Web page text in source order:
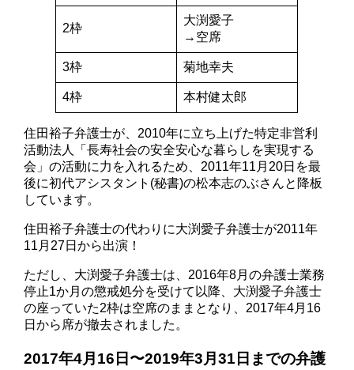
2枠
大渕愛子
→空席
3枠 菊地幸夫
4枠 本村健太郎
住田裕子弁護士が、2010年に立ち上げた特定非営利
活動法人「長寿社会の安全安心な暮らしを実現する
会」の活動に力を入れるため、2011年11月20日を最
後に初代アシスタント(秘書)の松本志のぶさんと降板
しています。
住田裕子弁護士の代わりに大渕愛子弁護士が2011年
11月27日から出演！
ただし、大渕愛子弁護士は、2016年8月の弁護士業務
停止1か月の懲戒処分を受けて以降、大渕愛子弁護士
の座っていた2枠は空席のままとなり、2017年4月16
日から席が撤去されました。
2017年4月16日〜2019年3月31日までの弁護